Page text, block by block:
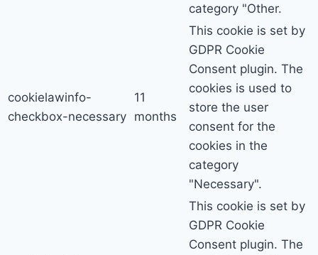
category "Other.
cookielawinfo-
checkbox-necessary
11
months
This cookie is set by
GDPR Cookie
Consent plugin. The
cookies is used to
store the user
consent for the
cookies in the
category
"Necessary".
This cookie is set by
GDPR Cookie
Consent plugin. The